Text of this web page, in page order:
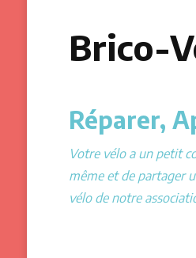
Brico-
Réparer,
Votre vélo a un petit
même et de partager
vélo de notre